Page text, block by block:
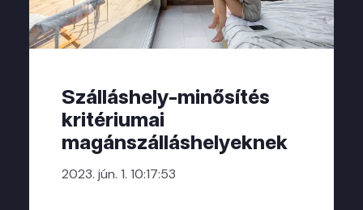
Szálláshely-minősítés
kritériumai
magánszálláshelyeknek
2023. jún. 1. 10:17:53